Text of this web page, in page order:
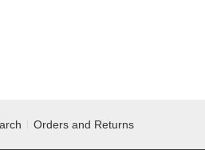
Orders and Returns